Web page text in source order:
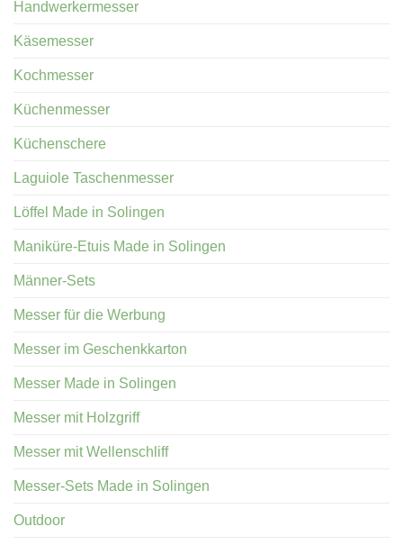
Handwerkermesser
Käsemesser
Kochmesser
Küchenmesser
Küchenschere
Laguiole Taschenmesser
Löffel Made in Solingen
Maniküre-Etuis Made in Solingen
Männer-Sets
Messer für die Werbung
Messer im Geschenkkarton
Messer Made in Solingen
Messer mit Holzgriff
Messer mit Wellenschliff
Messer-Sets Made in Solingen
Outdoor